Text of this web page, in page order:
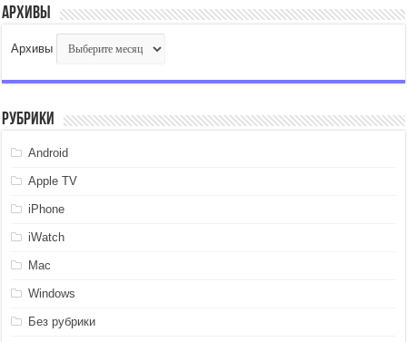
Архивы
Архивы
Рубрики
Android
Apple TV
iPhone
iWatch
Mac
Windows
Без рубрики